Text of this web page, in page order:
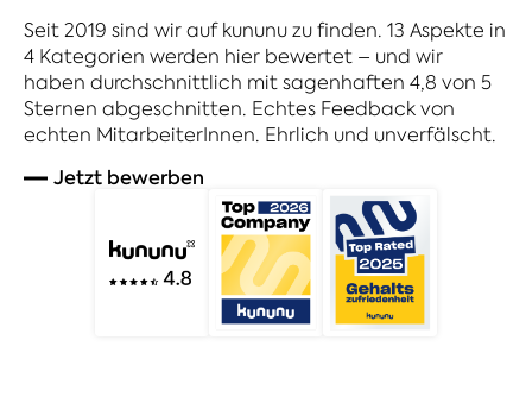
Seit 2019 sind wir auf kununu zu finden. 13 Aspekte in
4 Kategorien werden hier bewertet – und wir
haben durchschnittlich mit sagenhaften 4,8 von 5
Sternen abgeschnitten. Echtes Feedback von
echten MitarbeiterInnen. Ehrlich und unverfälscht.
Jetzt bewerben